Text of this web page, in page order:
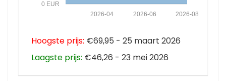
0 EUR
2026-08
2026-06
2026-04
Hoogste prijs: €69,95 - 25 maart 2026
Laagste prijs: €46,26 - 23 mei 2026